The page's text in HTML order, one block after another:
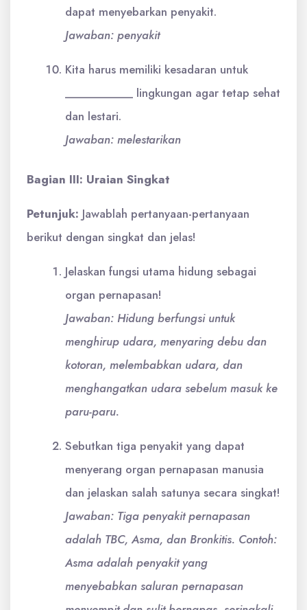
dapat menyebarkan penyakit.
Jawaban: penyakit
Kita harus memiliki kesadaran untuk
___________ lingkungan agar tetap sehat
dan lestari.
Jawaban: melestarikan
Bagian III: Uraian Singkat
Petunjuk: Jawablah pertanyaan-pertanyaan
berikut dengan singkat dan jelas!
Jelaskan fungsi utama hidung sebagai
organ pernapasan!
Jawaban: Hidung berfungsi untuk
menghirup udara, menyaring debu dan
kotoran, melembabkan udara, dan
menghangatkan udara sebelum masuk ke
paru-paru.
Sebutkan tiga penyakit yang dapat
menyerang organ pernapasan manusia
dan jelaskan salah satunya secara singkat!
Jawaban: Tiga penyakit pernapasan
adalah TBC, Asma, dan Bronkitis. Contoh:
Asma adalah penyakit yang
menyebabkan saluran pernapasan